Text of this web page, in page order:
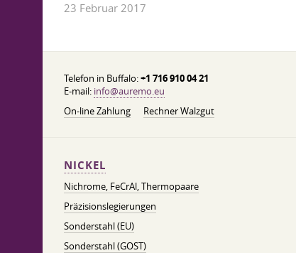
23 Februar 2017
Telefon in Buffalo:+1 716 910 04 21
E-mail: info@auremo.eu
On-line Zahlung
Rechner Walzgut
NICKEL
Nichrome, FeСrAl, ​​Thermopaare
Präzisionslegierungen
Sonderstahl (EU)
Sonderstahl (GOST)